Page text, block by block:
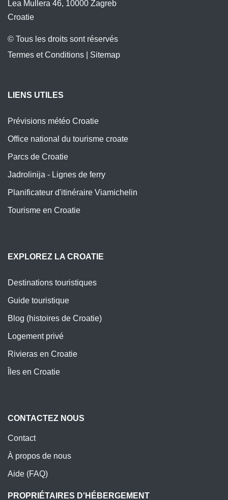
Lea Mullera 46, 10000 Zagreb
Croatie
© Tous les droits sont réservés
Termes et Conditions
Sitemap
LIENS UTILES
Prévisions météo Croatie
Office national du tourisme croate
Parcs de Croatie
Jadrolinija - Lignes de ferry
Planificateur d'itinéraire Viamichelin
Tourisme en Croatie
EXPLOREZ LA CROATIE
Destinations touristiques
Guide touristique
Blog (histoires de Croatie)
Logement privé
Rivieras en Croatie
Îles en Croatie
CONTACTEZ NOUS
Contact
À propos de nous
Aide (FAQ)
PROPRIÉTAIRES D'HÉBERGEMENT